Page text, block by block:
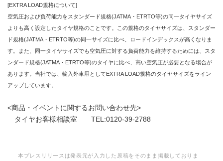
[EXTRA LOAD規格について]
空気圧および負荷能力をスタンダード規格(JATMA・ETRTO等)の同一タイヤサイズ
よりも高く設定したタイヤ規格のことです。この規格のタイヤサイズは、スタンダー
ド規格(JATMA・ETRTO等)の同一サイズに比べ、ロードインデックスが高くなりま
す。また、同一タイヤサイズでも空気圧に対する負荷能力を維持するためには、スタ
ンダード規格(JATMA・ETRTO等)のタイヤに比べ、高い空気圧が必要となる場合が
あります。当社では、輸入外車用としてEXTRA LOAD規格のタイヤサイズをライン
アップしています。
<商品・イベントに関するお問い合わせ先>
タイヤお客様相談室 TEL:0120-39-2788
本プレスリリースは発表元が入力した原稿をそのまま掲載しておりま